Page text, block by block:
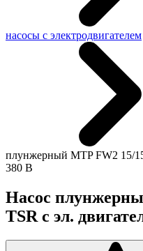
насосы с электродвигателем
плунжерный MTP FW2 15/
380 В
Насос
TSR с эл.